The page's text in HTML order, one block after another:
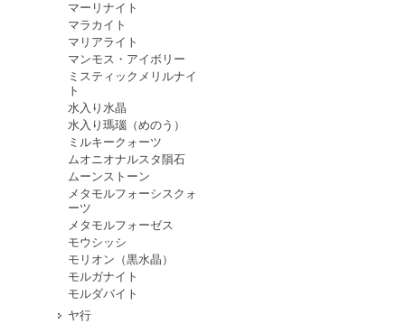
マーリナイト
マラカイト
マリアライト
マンモス・アイボリー
ミスティックメリルナイ
ト
水入り水晶
水入り瑪瑙（めのう）
ミルキークォーツ
ムオニオナルスタ隕石
ムーンストーン
メタモルフォーシスクォ
ーツ
メタモルフォーゼス
モウシッシ
モリオン（黒水晶）
モルガナイト
モルダバイト
ヤ行